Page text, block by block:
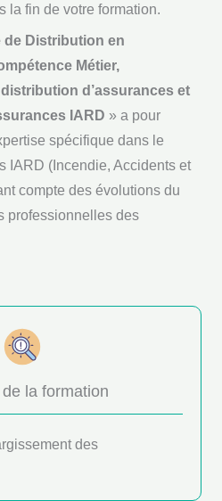
la fin de votre formation.
de Distribution en
Métier,
d’assurances et
IARD » a pour
spécifique dans le
IARD (Incendie, Accidents et
compte des évolutions du
professionnelles des
la formation
des